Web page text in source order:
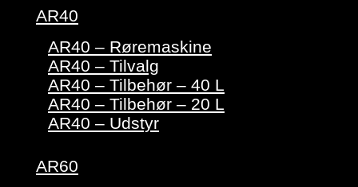
AR40
AR40 – Røremaskine
AR40 – Tilvalg
AR40 – Tilbehør – 40 L
AR40 – Tilbehør – 20 L
AR40 – Udstyr
AR60